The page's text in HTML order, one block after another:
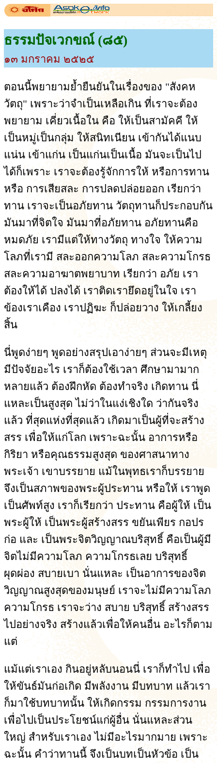
ธรรมปัจเวกขณ์ (๘๕)
๑๓ มกราคม ๒๕๒๕
ตอนนี้พยายามย้ำยืนยันในเรื่องของ "สังคห
วัตถุ" เพราะว่าจำเป็นเหลือเกิน ที่เราจะต้อง
พยายาม เคี่ยวเนื้อใน คือ ให้เป็นสามัคคี ให้
เป็นหมู่เป็นกลุ่ม ให้สนิทเนียน เข้ากันได้แนบ
แน่น เข้าแก่น เป็นแก่นเป็นเนื้อ มันจะเป็นไป
ได้ก็เพราะ เราจะต้องรู้จักการให้ หรือการทาน
หรือ การเสียสละ การปลดปล่อยออก เรียกว่า
ทาน เราจะเป็นอภัยทาน วัตถุทานก็ประกอบกัน
มันมาที่จิตใจ มันมาที่อภัยทาน อภัยทานคือ
หมดภัย เรามีแต่ให้ทางวัตถุ ทางใจ ให้ความ
โลภที่เรามี สละออกความโลภ สละความโกรธ
สละความอาฆาตพยาบาท เรียกว่า อภัย เรา
ต้องให้ได้ ปลงได้ เราติดเรายึดอยู่ในใจ เรา
ข้องเราเคือง เราปฏิฆะ ก็ปล่อยวาง ให้เกลี้ยง
สิ้น
นี่พูดง่ายๆ พูดอย่างสรุปเอาง่ายๆ ส่วนจะมีเหตุ
มีปัจจัยอะไร เราก็ต้องใช้เวลา ศึกษามามาก
หลายแล้ว ต้องฝึกหัด ต้องทำจริง เกิดทาน นี่
แหละเป็นสูงสุด ไม่ว่าในแง่เชิงใด ว่ากันจริง
แล้ว ที่สุดแห่งที่สุดแล้ว เกิดมาเป็นผู้ที่จะสร้าง
สรร เพื่อให้แก่โลก เพราะฉะนั้น อาการหรือ
กิริยา หรือคุณธรรมสูงสุด ของศาสนาทาง
พระเจ้า เขาบรรยาย แม้ในพุทธเราก็บรรยาย
จึงเป็นสภาพของพระผู้ประทาน หรือให้ เราพูด
เป็นศัพท์สูง เราก็เรียกว่า ประทาน คือผู้ให้ เป็น
พระผู้ให้ เป็นพระผู้สร้างสรร ขยันเพียร กอปร
ก่อ และ เป็นพระจิตวิญญาณบริสุทธิ์ คือเป็นผู้มี
จิตไม่มีความโลภ ความโกรธเลย บริสุทธิ์
ผุดผ่อง สบายเบา นั่นแหละ เป็นอาการของจิต
วิญญาณสูงสุดของมนุษย์ เราจะไม่มีความโลภ
ความโกรธ เราจะว่าง สบาย บริสุทธิ์ สร้างสรร
ไปอย่างจริง สร้างแล้วเพื่อให้คนอื่น อะไรก็ตาม
แต่
แม้แต่เราเอง กินอยู่หลับนอนนี่ เราก็ทำไป เพื่อ
ให้ขันธ์มันก่อเกิด มีพลังงาน มีบทบาท แล้วเรา
ก็มาใช้บทบาทนั้น ให้เกิดกรรม กรรมการงาน
เพื่อไปเป็นประโยชน์แก่ผู้อื่น นั่นแหละส่วน
ใหญ่ สำหรับเราเอง ไม่มีอะไรมากมาย เพราะ
ฉะนั้น คำว่าทานนี้ จึงเป็นบทเป็นหัวข้อ เป็น